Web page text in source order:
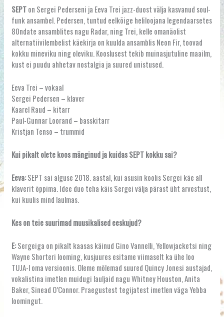
SEPTon Sergei Pederseni ja Eeva Trei jazz-duost välja kasvanud soul-
funk ansambel. Pedersen, tuntud eelkõige heliloojana legendaarsetes
80ndate ansamblites nagu Radar, ning Trei, kelle omanäolist
alternatiivilembelist käekirja on kuulda ansamblis Neon Fir, toovad
kokku mineviku ning oleviku. Kooslusest tekib muinasjutuline maailm,
kust ei puudu ahhetav nostalgia ja suured unistused.
Eeva Trei – vokaal
Sergei Pedersen – klaver
Kaarel Raud – kitarr
Paul-Gunnar Loorand – basskitarr
Kristjan Tenso – trummid
Kui pikalt olete koos mänginud ja kuidas SEPT kokku sai?
Eeva:SEPT sai alguse 2018. aastal, kui asusin koolis Sergei käe all
klaverit õppima. Idee duo teha käis Sergei välja pärast üht arvestust,
kui kuulis mind laulmas.
Kes on teie suurimad muusikalised eeskujud?
E:Sergeiga on pikalt kaasas käinud Gino Vannelli, Yellowjacketsi ning
Wayne Shorteri looming, kusjuures esitame viimaselt ka ühe loo
TUJA-l oma versioonis. Oleme mõlemad suured Quincy Jonesi austajad,
vokalistina imetlen muidugi lauljaid nagu Whitney Houston, Anita
Baker, Sinead O’Connor. Praegustest tegijatest imetlen väga Yebba
loomingut.